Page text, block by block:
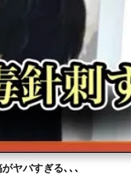
ヤバすぎる､､､